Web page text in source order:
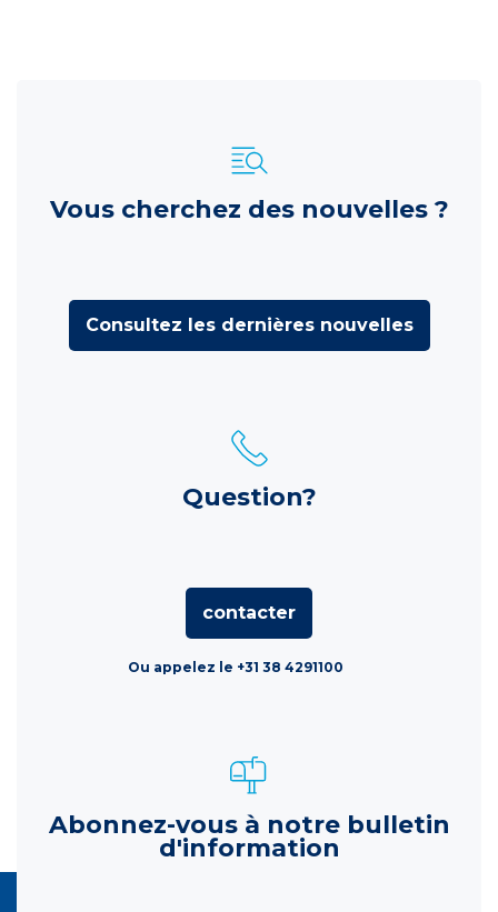
Vous cherchez des nouvelles ?
Consultez les dernières nouvelles
Question?
contacter
Ou appelez le +31 38 4291100
Abonnez-vous à notre bulletin
d'information